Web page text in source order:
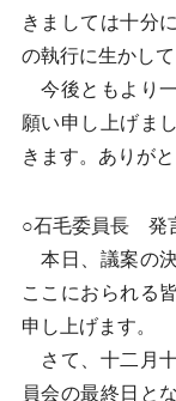
きましては十分
の執行に生かして
今後ともより
願い申し上げま
きます。ありが
○石毛委員長 発
本日、議案の決
ここにおられる
申し上げます。
さて、十二月
員会の最終日と